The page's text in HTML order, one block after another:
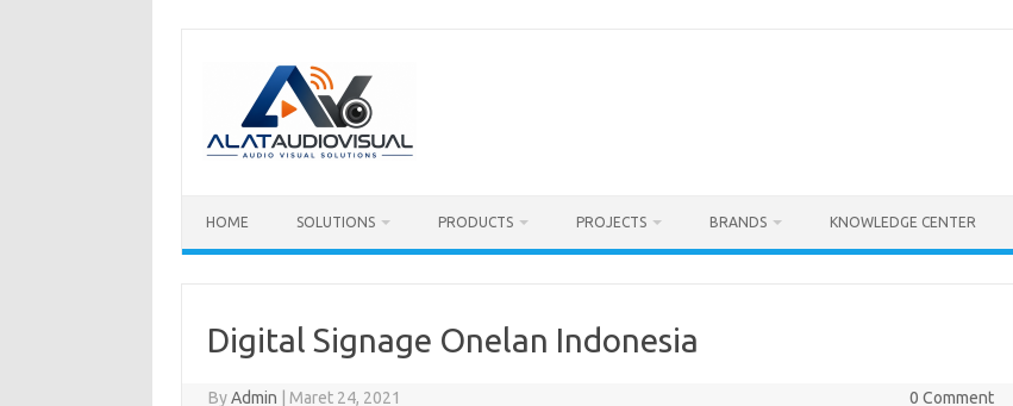
HOME SOLUTIONS PRODUCTS PROJECTS BRANDS KNOWLEDGE CENTER
Digital Signage Onelan Indonesia
ByAdmin Maret 24, 2021 0 Comment